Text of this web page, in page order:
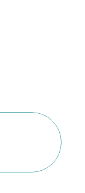
礎設施